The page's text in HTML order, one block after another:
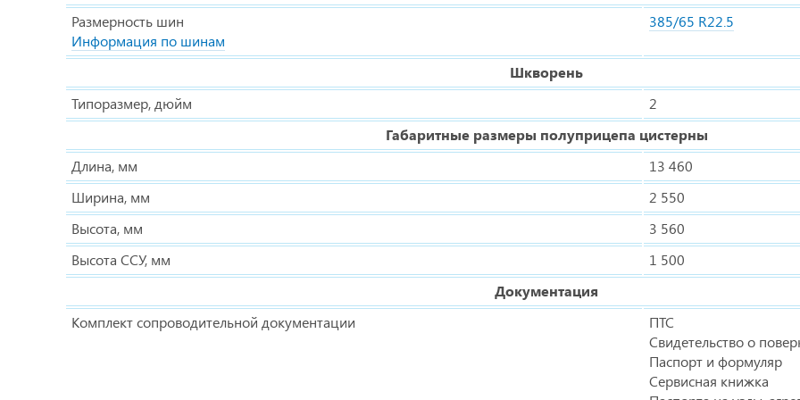
Размерность шин
Информация по шинам
385/65 R22.5
Шкворень
Типоразмер, дюйм
2
Габаритные размеры полуприцепа цистерны
Длина, мм
13 460
Ширина, мм
2 550
Высота, мм
3 560
Высота ССУ, мм
1 500
Документация
Комплект сопроводительной документации
ПТС
Свидетельство о
Паспорт и формуляр
Сервисная книжка